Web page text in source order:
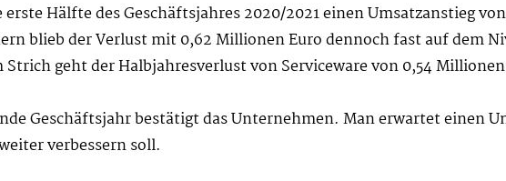
Hälfte des Geschäftsjahres 2020/2021 einen Umsatzanstieg
blieb der Verlust mit 0,62 Millionen Euro dennoch fast auf dem
geht der Halbjahresverlust von Serviceware von 0,54
Geschäftsjahr bestätigt das Unternehmen. Man erwartet einen
verbessern soll.